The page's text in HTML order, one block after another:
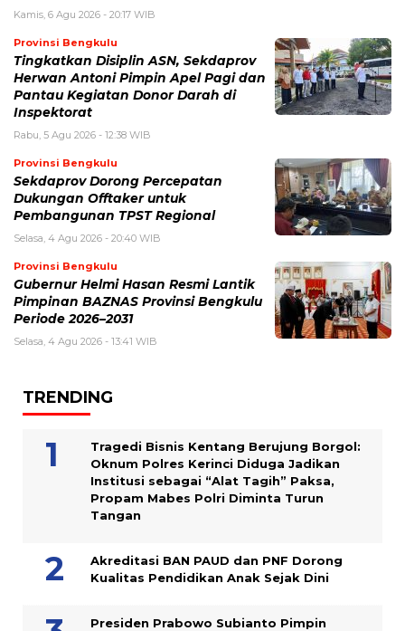
Kamis, 6 Agu 2026 - 20:17 WIB
Provinsi Bengkulu
Tingkatkan Disiplin ASN, Sekdaprov
Herwan Antoni Pimpin Apel Pagi dan
Pantau Kegiatan Donor Darah di
Inspektorat
Rabu, 5 Agu 2026 - 12:38 WIB
Provinsi Bengkulu
Sekdaprov Dorong Percepatan
Dukungan Offtaker untuk
Pembangunan TPST Regional
Selasa, 4 Agu 2026 - 20:40 WIB
Provinsi Bengkulu
Gubernur Helmi Hasan Resmi Lantik
Pimpinan BAZNAS Provinsi Bengkulu
Periode 2026–2031
Selasa, 4 Agu 2026 - 13:41 WIB
TRENDING
Tragedi Bisnis Kentang Berujung Borgol:
Oknum Polres Kerinci Diduga Jadikan
Institusi sebagai “Alat Tagih” Paksa,
Propam Mabes Polri Diminta Turun
Tangan
Akreditasi BAN PAUD dan PNF Dorong
Kualitas Pendidikan Anak Sejak Dini
Presiden Prabowo Subianto Pimpin